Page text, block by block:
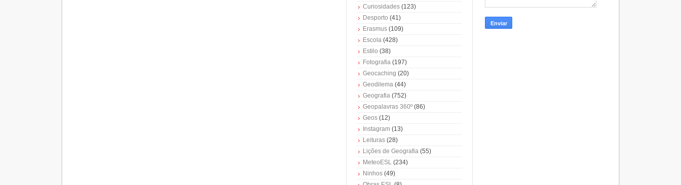
Curiosidades (123)
Desporto (41)
Erasmus (109)
Escola (428)
Estilo (38)
Fotografia (197)
Geocaching (20)
Geodilema (44)
Geografia (752)
Geopalavras 360º (86)
Geos (12)
Instagram (13)
Leituras (28)
Lições de Geografia (55)
MeteoESL (234)
Ninhos (49)